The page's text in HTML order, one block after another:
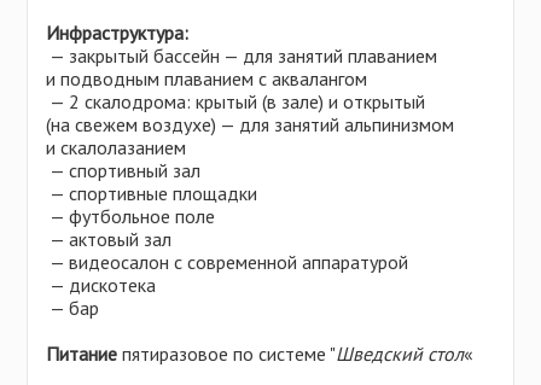
Инфраструктура:
— закрытый бассейн — для занятий плаванием
и подводным плаванием с аквалангом
— 2 скалодрома: крытый (в зале) и открытый
(на свежем воздухе) — для занятий альпинизмом
и скалолазанием
— спортивный зал
— спортивные площадки
— футбольное поле
— актовый зал
— видеосалон с современной аппаратурой
— дискотека
— бар
Питание пятиразовое по системе "Шведский стол«